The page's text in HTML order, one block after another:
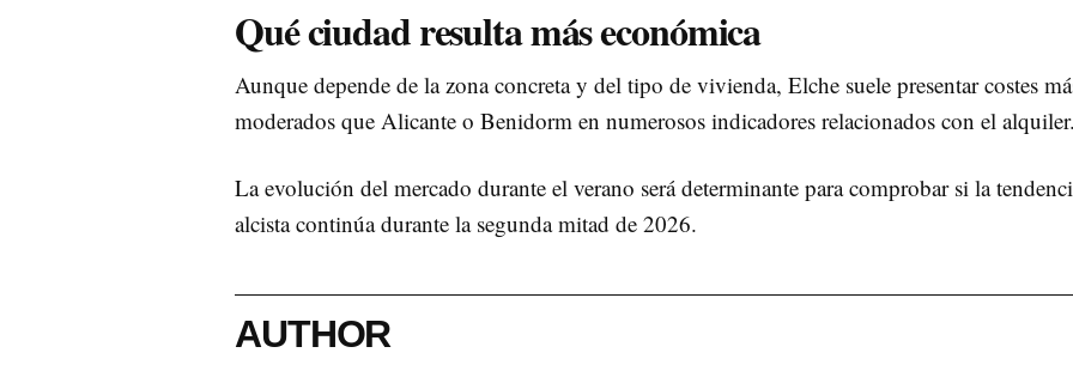
Qué ciudad resulta más económica
Aunque depende de la zona concreta y del tipo de vivienda, Elche suele presentar costes
moderados que Alicante o Benidorm en numerosos indicadores relacionados con el alquiler.
La evolución del mercado durante el verano será determinante para comprobar si la
alcista continúa durante la segunda mitad de 2026.
AUTHOR